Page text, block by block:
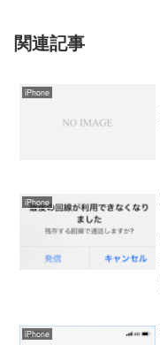
関連記事
iPhone
iPhone
iPhone